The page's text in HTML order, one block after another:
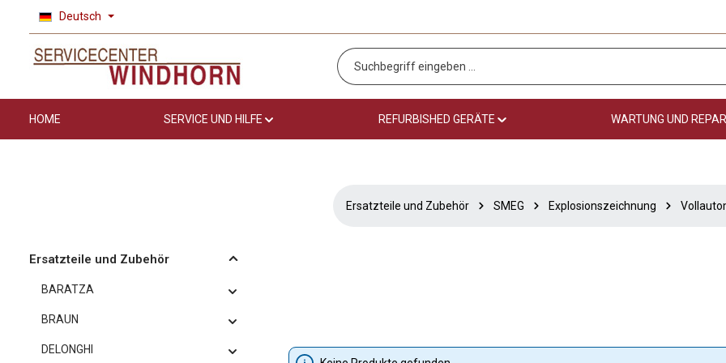
Hauptinhalt springen
Zur Suche springen
Zur Hauptnavigation springen
Deutsch
HOME SERVICE UND HILFE REFURBISHED GERÄTE WARTUNG UND
Ersatzteile und Zubehör SMEG Explosionszeichnung
Ersatzteile und Zubehör
BARATZA
BRAUN
DELONGHI